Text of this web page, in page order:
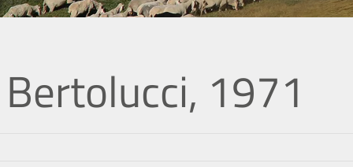
SERVIZI
VIDEO 1971